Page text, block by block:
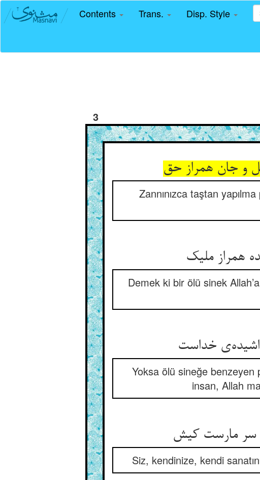
Contents Trans. Disp. Style
3
و جان همراز حق
Zannınızca taştan
همراز ملیک
Demek ki bir ölü sinek
خداست
Yoksa ölü sineğe benzeyen
insan, Allah
سر مارست کیش
Siz, kendinize, kendi